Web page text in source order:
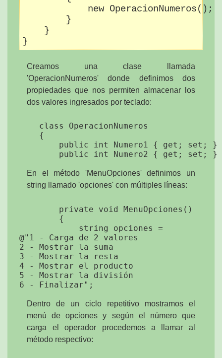
            new OperacionNumeros();
        }
    }
Creamos una clase llamada
'OperacionNumeros' donde definimos dos
propiedades que nos permiten almacenar los
dos valores ingresados por teclado:
    class OperacionNumeros
    {
        public int Numero1 { get; set; }
En el método 'MenuOpciones' definimos un
string llamado 'opciones' con múltiples líneas:
        private void MenuOpciones()
        {
            string opciones =
@"1 - Carga de 2 valores
2 - Mostrar la suma
3 - Mostrar la resta
4 - Mostrar el producto
5 - Mostrar la división
Dentro de un ciclo repetitivo mostramos el
menú de opciones y según el número que
carga el operador procedemos a llamar al
método respectivo: